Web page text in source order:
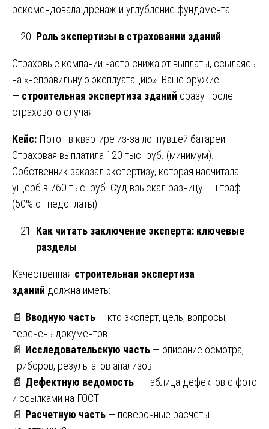
рекомендовала дренаж и углубление фундамента.
Роль экспертизы в страховании зданий
Страховые компании часто снижают выплаты, ссылаясь
на «неправильную эксплуатацию». Ваше оружие
— строительная экспертиза зданий сразу после
страхового случая.
Кейс: Потоп в квартире из-за лопнувшей батареи.
Страховая выплатила 120 тыс. руб. (минимум).
Собственник заказал экспертизу, которая насчитала
ущерб в 760 тыс. руб. Суд взыскал разницу + штраф
(50% от недоплаты).
Как читать заключение эксперта: ключевые
разделы
Качественная строительная экспертиза
зданий должна иметь:
📄 Вводную часть — кто эксперт, цель, вопросы,
перечень документов
📄 Исследовательскую часть — описание осмотра,
приборов, результатов анализов
📄 Дефектную ведомость — таблица дефектов с фото
и ссылками на ГОСТ
📄 Расчетную часть — поверочные расчеты